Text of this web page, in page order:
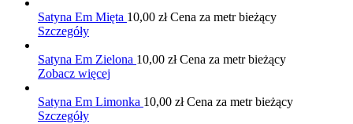
Satyna Em Mięta 10,00 złCena za metr bieżący
Szczegóły
Satyna Em Zielona 10,00 złCena za metr bieżący
Zobacz więcej
Satyna Em Limonka 10,00 złCena za metr bieżący
Szczegóły